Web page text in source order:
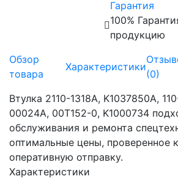
Гарантия
100%
продукцию
Обзор
товара
Характеристики
(0)
Втулка 2110-1318A, K1037850A,
00024A, 00T152-0, K1000734
обслуживания и ремонта
оптимальные цены, проверенное
оперативную отправку.
Характеристики